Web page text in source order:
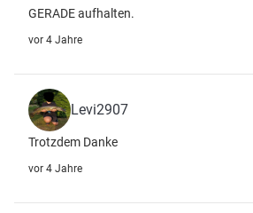
GERADE aufhalten.
vor 4 Jahre
Levi2907
Trotzdem Danke
vor 4 Jahre